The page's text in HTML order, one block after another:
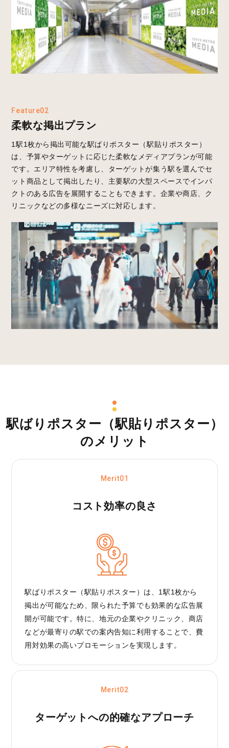
Feature02
柔軟な掲出プラン
1駅1枚から掲出可能な駅ばりポスター（駅貼りポスター）
は、予算やターゲットに応じた柔軟なメディアプランが可能
です。エリア特性を考慮し、ターゲットが集う駅を選んでセ
ット商品として掲出したり、主要駅の大型スペースでインパ
クトのある広告を展開することもできます。企業や商店、ク
リニックなどの多様なニーズに対応します。
駅ばりポスター（駅貼りポスター）
のメリット
Merit01
コスト効率の良さ
駅ばりポスター（駅貼りポスター）は、1駅1枚から
掲出が可能なため、限られた予算でも効果的な広告展
開が可能です。特に、地元の企業やクリニック、商店
などが最寄りの駅での案内告知に利用することで、費
用対効果の高いプロモーションを実現します。
Merit02
ターゲットへの的確なアプローチ